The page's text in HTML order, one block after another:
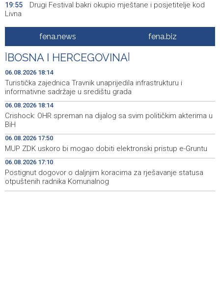
19:55
Drugi Festival bakri okupio mještane i posjetitelje kod
Livna
Novi Travnik receives first direct EU funding for UNESCO
heritage project
19:33
Crishock: OHR maintains an open dialogue with all
political stakeholders in BiH
19:32
Velika nagrada Britanije ostaje u MotoGP kalendaru do
19:29
Španska krajnja ljevica i desnica ujedinjene protiv
Maroka kao suorganizatora SP 2030.
19:27
Grad Novi Travnik prvi put izravno dobio sredstva
Europske unije
19:16
Soreca says SEPA application marks important
milestone on BiH's EU path
fena.news fena.biz
BOSNA I HERCEGOVINA
06.08.2026 18:14
Turistička zajednica Travnik unaprijedila infrastrukturu i
informativne sadržaje u središtu grada
06.08.2026 18:14
Crishock: OHR spreman na dijalog sa svim političkim akterima u
BiH
06.08.2026 17:50
MUP ZDK uskoro bi mogao dobiti elektronski pristup e-Gruntu
06.08.2026 17:10
Postignut dogovor o daljnjim koracima za rješavanje statusa
otpuštenih radnika Komunalnog